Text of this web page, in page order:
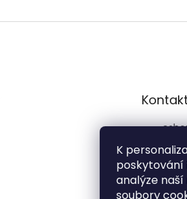
K
poskytování
analýze
soubory
Kontakt